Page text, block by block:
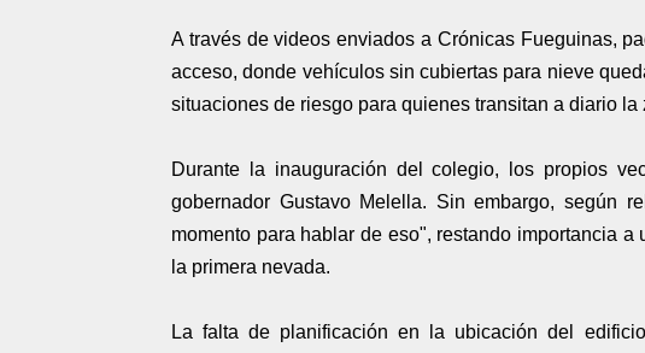
A través de videos enviados a Crónicas Fueguinas,
acceso, donde vehículos sin cubiertas para nieve
situaciones de riesgo para quienes transitan a diario la
Durante la inauguración del colegio, los propios
gobernador Gustavo Melella. Sin embargo, según
momento para hablar de eso", restando importancia
la primera nevada.
La falta de planificación en la ubicación del